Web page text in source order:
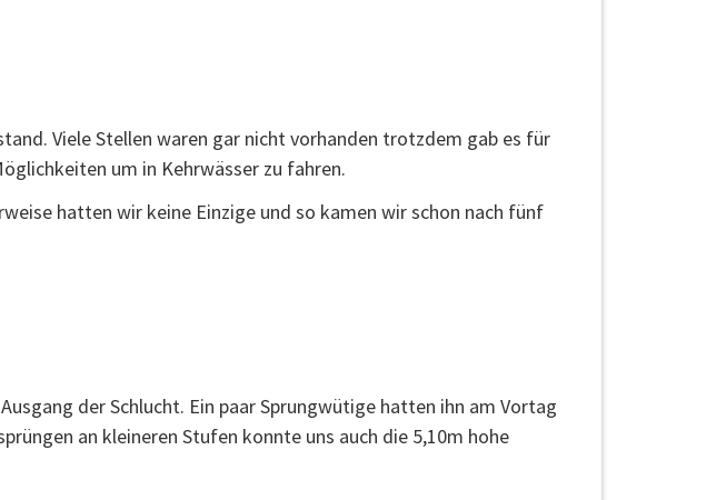
Viele Stellen waren gar nicht vorhanden trotzdem gab es für
um in Kehrwässer zu fahren.
hatten wir keine Einzige und so kamen wir schon nach fünf
der Schlucht. Ein paar Sprungwütige hatten ihn am Vortag
an kleineren Stufen konnte uns auch die 5,10m hohe